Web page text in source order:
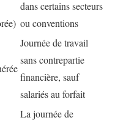
dans certains secteurs
ou conventions
Journée de travail
sans contrepartie
financière, sauf
salariés au forfait
La journée de